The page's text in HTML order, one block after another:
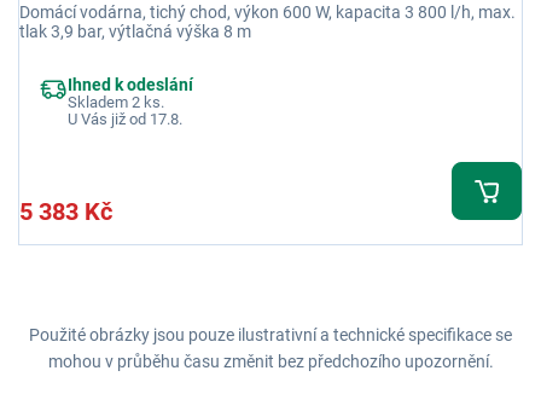
Domácí vodárna, tichý chod, výkon 600 W, kapacita 3 800 l/h, max.
tlak 3,9 bar, výtlačná výška 8 m
Ihned k odeslání
Skladem 2 ks.
U Vás již od 17.8.
5 383 Kč
Použité obrázky jsou pouze ilustrativní a technické specifikace se
mohou v průběhu času změnit bez předchozího upozornění.